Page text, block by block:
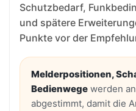
Schutzbedarf,
und spätere
Punkte vor der
Melderpositionen,
Bedienwege werden
abgestimmt, damit die